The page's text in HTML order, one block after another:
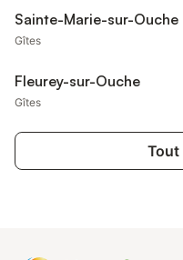
Sainte-Marie-sur-Ouche
Gîtes
Fleurey-sur-Ouche
Gîtes
Tout